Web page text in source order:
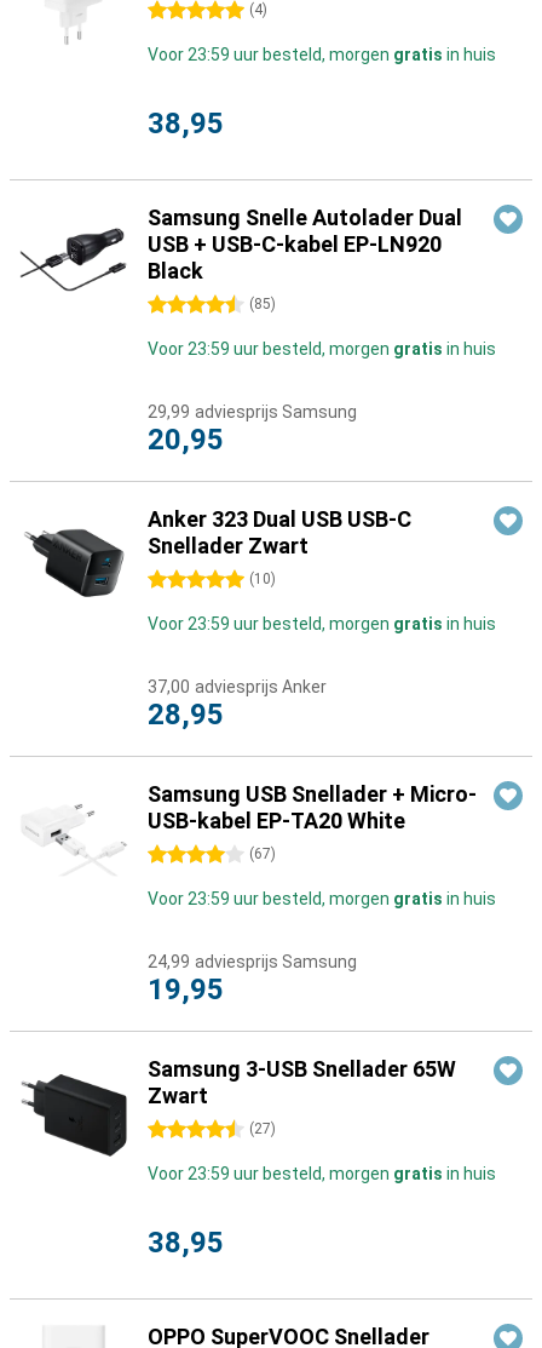
5 sterren (4)
Voor 23:59 uur besteld, morgen gratis in huis
38,95
Samsung Snelle Autolader Dual
USB + USB-C-kabel EP-LN920
Black
4.5 sterren (85)
Voor 23:59 uur besteld, morgen gratis in huis
29,99 adviesprijs Samsung
20,95
Anker 323 Dual USB USB-C
Snellader Zwart
5 sterren (10)
Voor 23:59 uur besteld, morgen gratis in huis
37,00 adviesprijs Anker
28,95
Samsung USB Snellader + Micro-
USB-kabel EP-TA20 White
4 sterren (67)
Voor 23:59 uur besteld, morgen gratis in huis
24,99 adviesprijs Samsung
19,95
Samsung 3-USB Snellader 65W
Zwart
4.5 sterren (27)
Voor 23:59 uur besteld, morgen gratis in huis
38,95
OPPO SuperVOOC Snellader